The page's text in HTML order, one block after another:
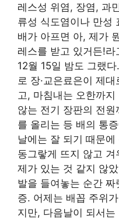
레스성 위염, 장염, 과
류성 식도염이나 만성
배가 아프면 아, 제가
레스를 받고 있거든!
12월 15일 밤도 그랬
로 장·교은료은이 제
고, 마침내는 오한까
않는 전기 장판의 전
를 올리는 등 배의 통
날에는 잘 되기 때문
동그랗게 뜨지 않고
제가 있는 것 같지 않
발을 들여놓는 순간
증. 어제는 배꼽 주위
지만, 다음날이 되서